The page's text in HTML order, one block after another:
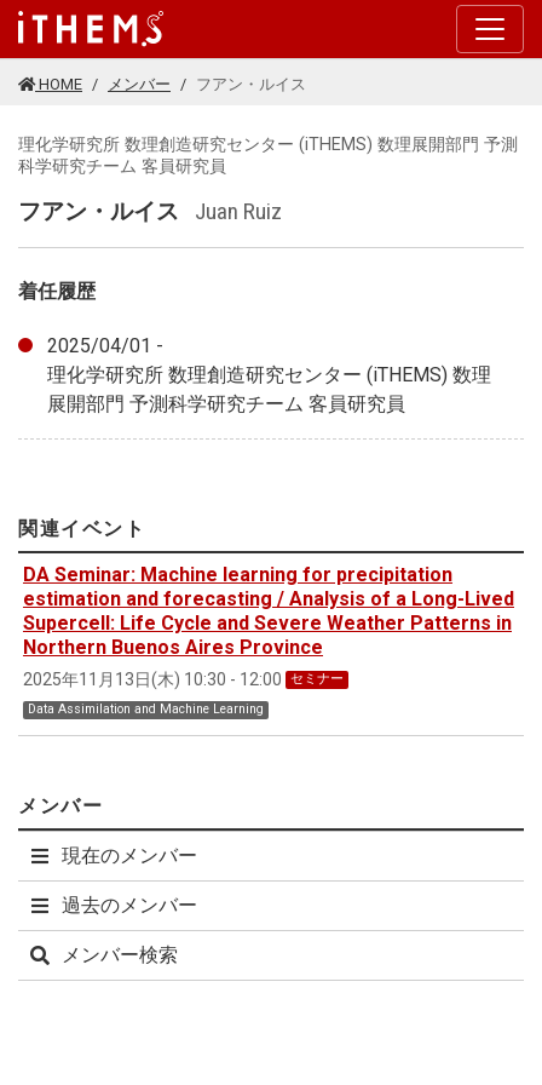
このページの本文に移動する
HOME メンバー フアン・ルイス
理化学研究所 数理創造研究センター (iTHEMS) 数理展開部門 予測
科学研究チーム 客員研究員
フアン・ルイス Juan Ruiz
着任履歴
2025/04/01 -
理化学研究所 数理創造研究センター (iTHEMS) 数理
展開部門 予測科学研究チーム 客員研究員
関連イベント
DA Seminar: Machine learning for precipitation
estimation and forecasting / Analysis of a Long-Lived
Supercell: Life Cycle and Severe Weather Patterns in
Northern Buenos Aires Province
2025年11月13日(木) 10:30 - 12:00
セミナー
Data Assimilation and Machine Learning
メンバー
現在のメンバー
過去のメンバー
メンバー検索